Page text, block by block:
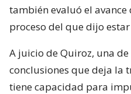
también evaluó el
proceso del que dijo estar
A juicio de Quiroz, una
conclusiones que deja la
tiene capacidad para